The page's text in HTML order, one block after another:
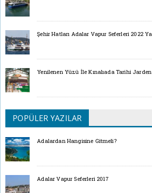
Şehir Hatları Adalar Vapur Seferleri 2022
Yenilenen Yüzü İle Kınalıada Tarihi
POPÜLER YAZILAR
Adalardan Hangisine Gitmeli?
Adalar Vapur Seferleri 2017